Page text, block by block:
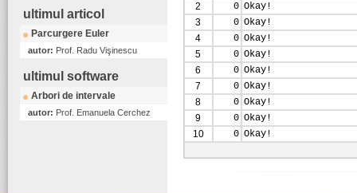
ultimul articol
Parcurgere Euler
autor: Prof. Radu Vişinescu
ultimul software
Arbori de intervale
autor: Prof. Emanuela Cerchez
2
0 Okay!
3
0 Okay!
4
0 Okay!
5
0 Okay!
6
0 Okay!
7
0 Okay!
8
0 Okay!
9
0 Okay!
10
0 Okay!